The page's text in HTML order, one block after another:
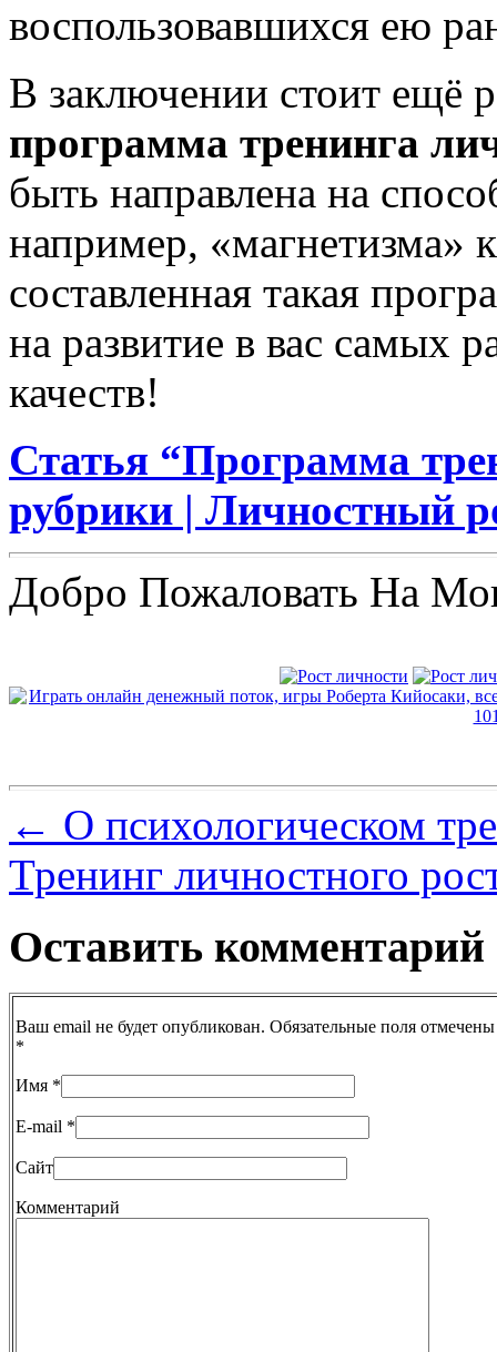
воспользовавшихся ею
В заключении стоит ещё
программа тренинга
быть направлена на
например, «магнетизма»
составленная такая
на развитие в вас самых
качеств!
Статья “Программа
рубрики | Личностный
Добро Пожаловать На
← О психологическом
Тренинг личностного
Оставить комментарий
Ваш email не будет опубликован. Обязательные поля отмечены
*
Имя *
E-mail *
Сайт
Комментарий